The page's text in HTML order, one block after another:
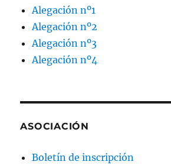
Alegación nº1
Alegación nº2
Alegación nº3
Alegación nº4
ASOCIACIÓN
Boletín de inscripción